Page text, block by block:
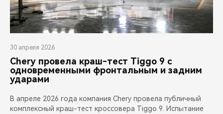
30 апреля 2026
Chery провела краш-тест Tiggo 9 с
одновременными фронтальным и задним
ударами
В апреле 2026 года компания Chery провела публичный
комплексный краш-тест кроссовера Tiggo 9. Испытание